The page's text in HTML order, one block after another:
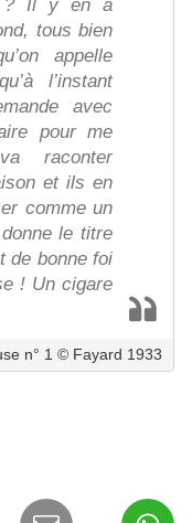
? Il y en a
tous bien
appelle
l’instant
avec
pour me
raconter
et ils en
comme un
le titre
de bonne foi
! Un cigare
n° 1 © Fayard 1933